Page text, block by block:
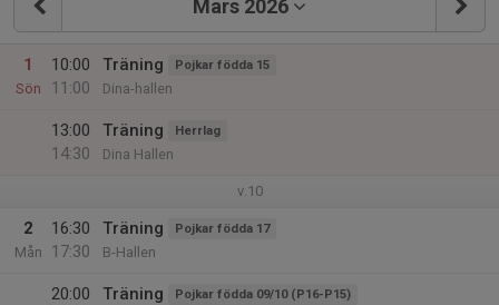
Mars 2026
1
Sön
10:00
11:00
Träning Pojkar födda 15
Dina-hallen
13:00
14:30
Träning Herrlag
Dina Hallen
v.10
2
Mån
16:30
17:30
Träning Pojkar födda 17
B-Hallen
20:00
Träning Pojkar födda 09/10 (P16-P15)